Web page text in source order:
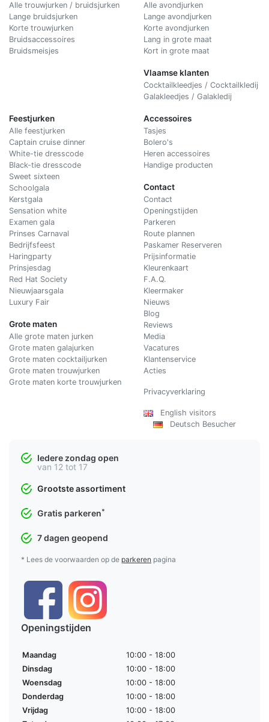
Alle trouwjurken / bruidsjurken
Lange bruidsjurken
Korte trouwjurken
Bruidsaccessoires
Bruidsmeisjes
Alle avondjurken
Lange avondjurken
Korte avondjurken
Lang in grote maat
Kort in grote maat
Vlaamse klanten
Cocktailkleedjes / Cocktailkledij
Galakleedjes / Galakledij
Feestjurken
Alle feestjurken
Captain cruise dinner
White-tie dresscode
Black-tie dresscode
Sweet sixteen
Schoolgala
Kerstgala
Sensation white
Examen gala
Prinses Carnaval
Bedrijfsfeest
Haringparty
Prinsjesdag
Red Hat Society
Nieuwjaarsgala
Luxury Fair
Grote maten
Alle grote maten jurken
Grote maten galajurken
Grote maten cocktailjurken
Grote maten trouwjurken
Grote maten korte trouwjurken
Accessoires
Tasjes
Bolero's
Heren accessoires
Handige producten
Contact
Contact
Openingstijden
Parkeren
Route plannen
Paskamer Reserveren
Prijsinformatie
Kleurenkaart
F.A.Q.
Kleermaker
Nieuws
Blog
Reviews
Media
Vacatures
Klantenservice
Acties
Privacyverklaring
English visitors
Deutsch Besucher
Iedere zondag open
van 12 tot 17
Grootste assortiment
Gratis parkeren*
7 dagen geopend
* Lees de voorwaarden op de parkeren pagina
Openingstijden
Maandag
10:00 - 18:00
Dinsdag
10:00 - 18:00
Woensdag
10:00 - 18:00
Donderdag
10:00 - 18:00
Vrijdag
10:00 - 18:00